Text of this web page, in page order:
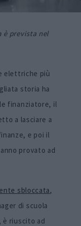
è prevista nel
elettriche più
storia ha
finanziatore, il
a lasciare a
e poi il
provato ad
sbloccata,
di scuola
è riuscito ad